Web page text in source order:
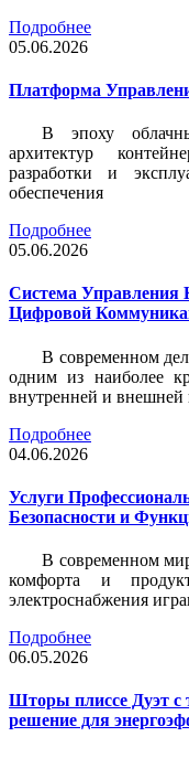
Подробнее
05.06.2026
Платформа
В эпоху
архитектур
разработки и
обеспечения
Подробнее
05.06.2026
Система Управления
Цифровой
В современном
одним из наиболее
внутренней и
Подробнее
04.06.2026
Услуги
Безопасности и
В современном
комфорта и
электроснабжения
Подробнее
06.05.2026
Шторы плиссе Дуэт с
решение для